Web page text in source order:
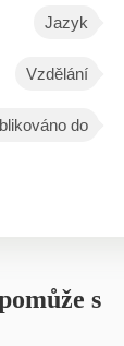
Jazyk
Vzdělání
do
s